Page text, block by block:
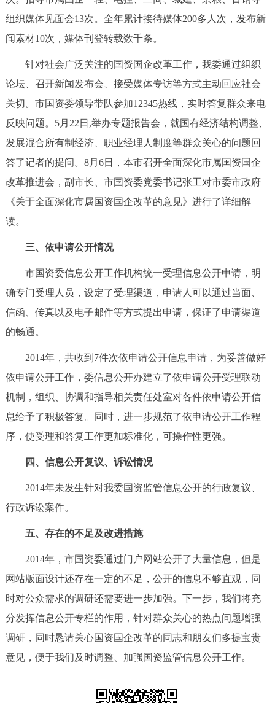
组织媒体见面会13次。全年累计接待媒体200多人次，发布新
闻素材10次，媒体刊登转载数千条。
针对社会广泛关注的国资国企改革工作，我委通过组织
论坛、召开新闻发布会、接受媒体专访等方式主动回应社会
关切。市国资委领导带队参加12345热线，实时答复群众来电
反映问题。5月22日,举办专题报告会，就国有经济结构调整、
发展混合所有制经济、职业经理人制度等群众关心的问题回
答了记者的提问。8月6日，本市召开全面深化市属国资国企
改革推进会，副市长、市国资委党委书记张工对市委市政府
《关于全面深化市属国资国企改革的意见》进行了详细解
读。
三、依申请公开情况
市国资委信息公开工作机构统一受理信息公开申请，明
确专门受理人员，设定了受理渠道，申请人可以通过当面、
信函、传真以及电子邮件等方式提出申请，保证了申请渠道
的畅通。
2014年，共收到7件次依申请公开信息申请，为妥善做好
依申请公开工作，委信息公开办建立了依申请公开受理联动
机制，组织、协调和指导相关责任处室对各件依申请公开信
息给予了积极答复。同时，进一步规范了依申请公开工作程
序，使受理和答复工作更加标准化，可操作性更强。
四、信息公开复议、诉讼情况
2014年未发生针对我委国资监管信息公开的行政复议、
行政诉讼案件。
五、存在的不足及改进措施
2014年，市国资委通过门户网站公开了大量信息，但是
网站版面设计还存在一定的不足，公开的信息不够直观，同
时对公众需求的调研还需要进一步加强。下一步，我们将充
分发挥信息公开专栏的作用，针对群众关心的热点问题增强
调研，同时恳请关心国资国企改革的同志和朋友们多提宝贵
意见，便于我们及时调整、加强国资监管信息公开工作。